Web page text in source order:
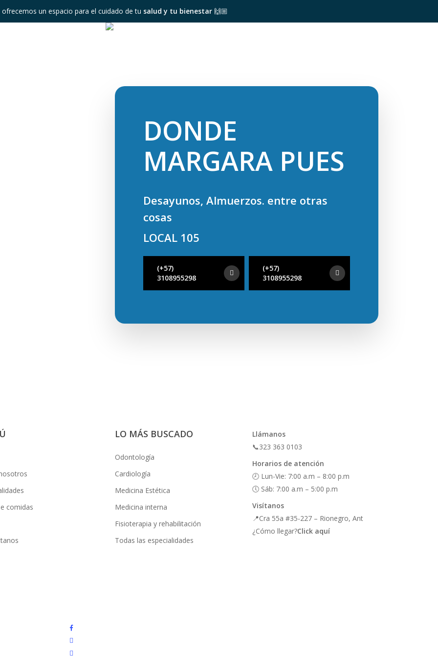
ofrecemos un espacio para el cuidado de tu salud y tu bienestar🙌🏼
DONDE
MARGARA PUES
Desayunos, Almuerzos. entre otras
cosas
LOCAL 105
(+57)
3108955298
(+57)
3108955298
comidas
LO MÁS BUSCADO
Odontología
Cardiología
Medicina Estética
Medicina interna
Fisioterapia y rehabilitación
Todas las especialidades
Llámanos
📞323 363 0103
Horarios de atención
🕗 Lun-Vie: 7:00 a.m – 8:00 p.m
🕔 Sáb: 7:00 a.m – 5:00 p.m
Visítanos
📍Cra 55a #35-227 – Rionegro, Ant
¿Cómo llegar?Click aquí
facebook
instagram
whatsapp